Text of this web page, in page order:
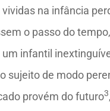
na infância
o passo do
infantil
sujeito de modo
provém do futuro3